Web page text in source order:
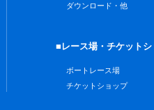
ダウンロード・他
■レース場・チケットシ
ボートレース場
チケットショップ